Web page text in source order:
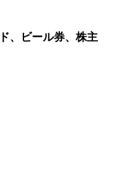
、ビール券、株主